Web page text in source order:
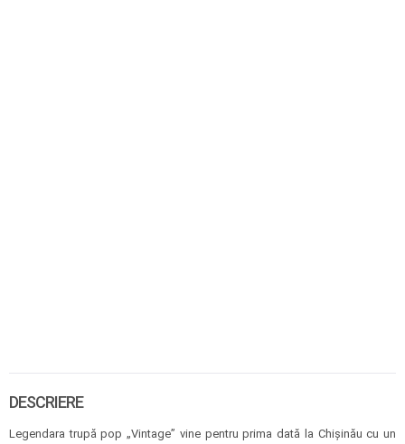
DESCRIERE
Legendara trupă pop „Vintage” vine pentru prima dată la Chișinău cu un